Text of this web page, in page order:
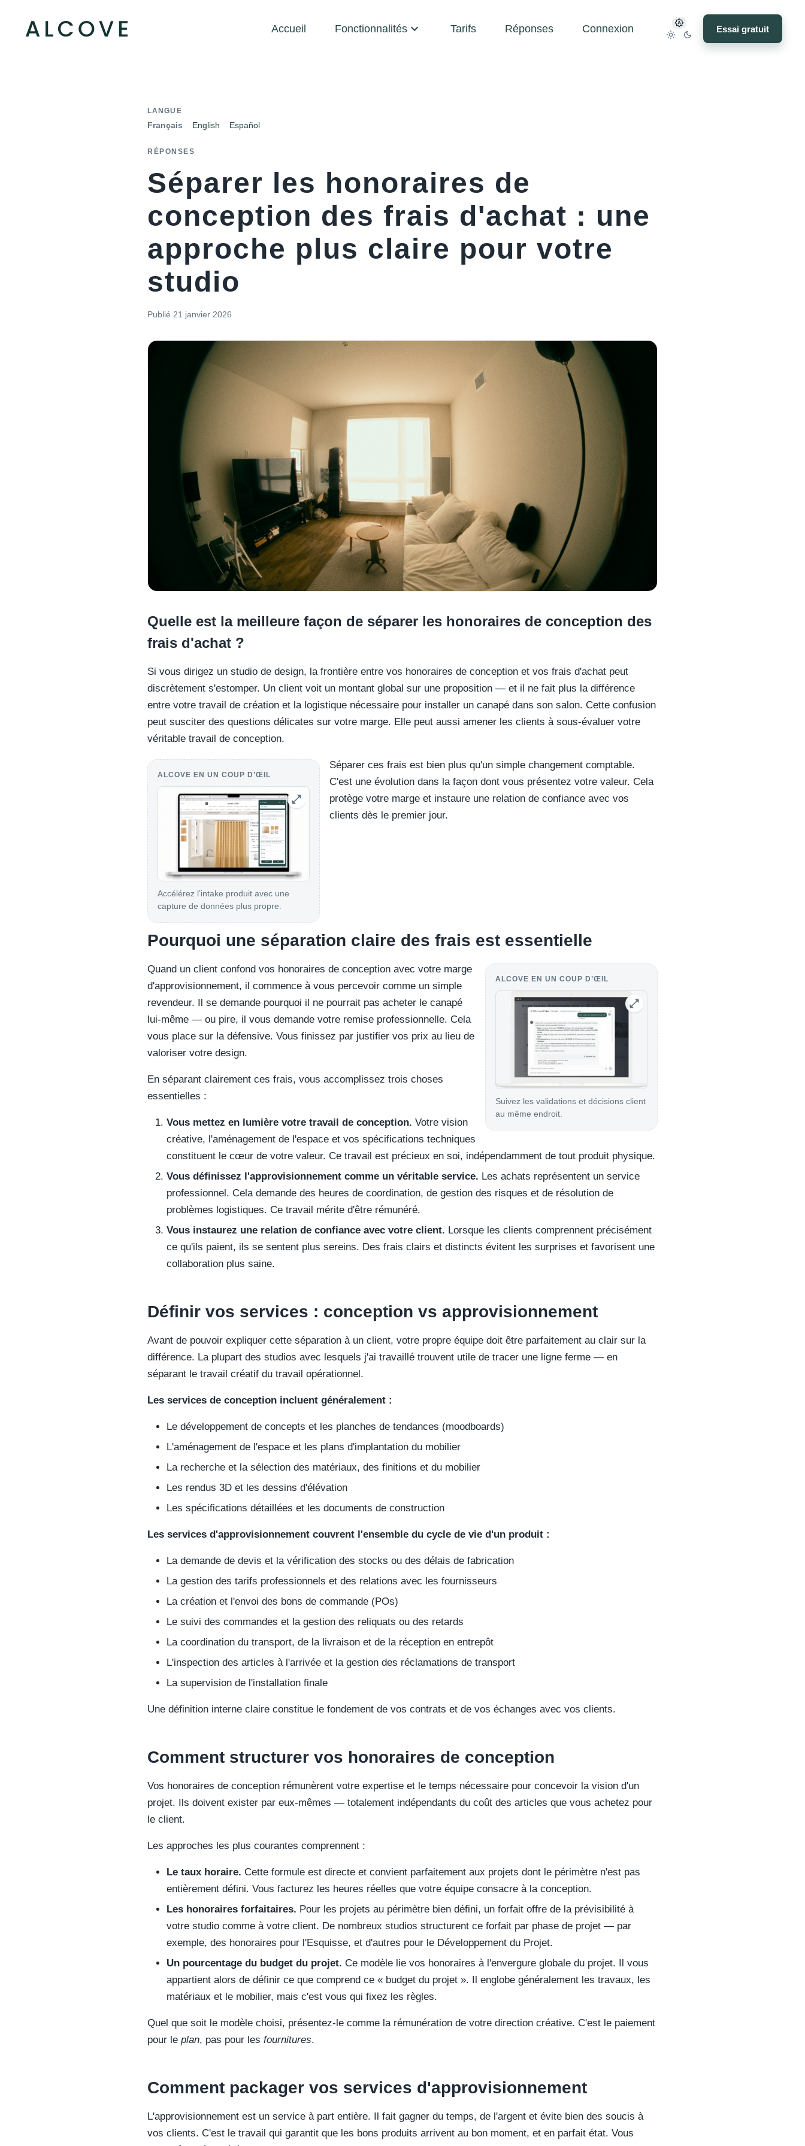
Accueil Fonctionnalités Tarifs Réponses Connexion Essai gratuit
LANGUE
Français English Español
RÉPONSES
Séparer les honoraires de
conception des frais d'achat : une
approche plus claire pour votre
studio
Publié 21 janvier 2026
Quelle est la meilleure façon de séparer les honoraires de conception des
frais d'achat ?
Si vous dirigez un studio de design, la frontière entre vos honoraires de conception et vos frais d'achat peut
discrètement s'estomper. Un client voit un montant global sur une proposition — et il ne fait plus la différence
entre votre travail de création et la logistique nécessaire pour installer un canapé dans son salon. Cette confusion
peut susciter des questions délicates sur votre marge. Elle peut aussi amener les clients à sous-évaluer votre
véritable travail de conception.
ALCOVE EN UN COUP D’ŒIL
Accélérez l’intake produit avec une
capture de données plus propre.
Séparer ces frais est bien plus qu'un simple changement comptable.
C'est une évolution dans la façon dont vous présentez votre valeur. Cela
protège votre marge et instaure une relation de confiance avec vos
clients dès le premier jour.
Pourquoi une séparation claire des frais est essentielle
ALCOVE EN UN COUP D’ŒIL
Suivez les validations et décisions client
au même endroit.
Quand un client confond vos honoraires de conception avec votre marge
d'approvisionnement, il commence à vous percevoir comme un simple
revendeur. Il se demande pourquoi il ne pourrait pas acheter le canapé
lui-même — ou pire, il vous demande votre remise professionnelle. Cela
vous place sur la défensive. Vous finissez par justifier vos prix au lieu de
valoriser votre design.
En séparant clairement ces frais, vous accomplissez trois choses
essentielles :
Vous mettez en lumière votre travail de conception. Votre vision
créative, l'aménagement de l'espace et vos spécifications techniques
constituent le cœur de votre valeur. Ce travail est précieux en soi, indépendamment de tout produit physique.
Vous définissez l'approvisionnement comme un véritable service. Les achats représentent un service
professionnel. Cela demande des heures de coordination, de gestion des risques et de résolution de
problèmes logistiques. Ce travail mérite d'être rémunéré.
Vous instaurez une relation de confiance avec votre client. Lorsque les clients comprennent précisément
ce qu'ils paient, ils se sentent plus sereins. Des frais clairs et distincts évitent les surprises et favorisent une
collaboration plus saine.
Définir vos services : conception vs approvisionnement
Avant de pouvoir expliquer cette séparation à un client, votre propre équipe doit être parfaitement au clair sur la
différence. La plupart des studios avec lesquels j'ai travaillé trouvent utile de tracer une ligne ferme — en
séparant le travail créatif du travail opérationnel.
Les services de conception incluent généralement :
Le développement de concepts et les planches de tendances (moodboards)
L'aménagement de l'espace et les plans d'implantation du mobilier
La recherche et la sélection des matériaux, des finitions et du mobilier
Les rendus 3D et les dessins d'élévation
Les spécifications détaillées et les documents de construction
Les services d'approvisionnement couvrent l'ensemble du cycle de vie d'un produit :
La demande de devis et la vérification des stocks ou des délais de fabrication
La gestion des tarifs professionnels et des relations avec les fournisseurs
La création et l'envoi des bons de commande (POs)
Le suivi des commandes et la gestion des reliquats ou des retards
La coordination du transport, de la livraison et de la réception en entrepôt
L'inspection des articles à l'arrivée et la gestion des réclamations de transport
La supervision de l'installation finale
Une définition interne claire constitue le fondement de vos contrats et de vos échanges avec vos clients.
Comment structurer vos honoraires de conception
Vos honoraires de conception rémunèrent votre expertise et le temps nécessaire pour concevoir la vision d'un
projet. Ils doivent exister par eux-mêmes — totalement indépendants du coût des articles que vous achetez pour
le client.
Les approches les plus courantes comprennent :
Le taux horaire. Cette formule est directe et convient parfaitement aux projets dont le périmètre n'est pas
entièrement défini. Vous facturez les heures réelles que votre équipe consacre à la conception.
Les honoraires forfaitaires. Pour les projets au périmètre bien défini, un forfait offre de la prévisibilité à
votre studio comme à votre client. De nombreux studios structurent ce forfait par phase de projet — par
exemple, des honoraires pour l'Esquisse, et d'autres pour le Développement du Projet.
Un pourcentage du budget du projet. Ce modèle lie vos honoraires à l'envergure globale du projet. Il vous
appartient alors de définir ce que comprend ce « budget du projet ». Il englobe généralement les travaux, les
matériaux et le mobilier, mais c'est vous qui fixez les règles.
Quel que soit le modèle choisi, présentez-le comme la rémunération de votre direction créative. C'est le paiement
pour le plan, pas pour les fournitures.
Comment packager vos services d'approvisionnement
L'approvisionnement est un service à part entière. Il fait gagner du temps, de l'argent et évite bien des soucis à
vos clients. C'est le travail qui garantit que les bons produits arrivent au bon moment, et en parfait état. Vous